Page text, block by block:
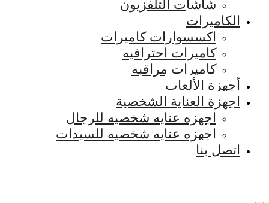
شاشات التلفزيون
الكاميرات
اكسسوارات كاميرات
كاميرات احترافيه
كاميرات مراقبه
أجهزة الألعاب
اجهزة العناية الشخصية
اجهزه عنايه شخصيه للرجال
اجهزه عنايه شخصيه للسيدات
اتصل بنا